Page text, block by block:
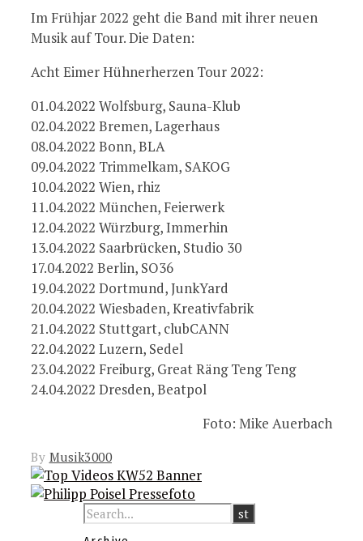
Im Frühjar 2022 geht die Band mit ihrer neuen
Musik auf Tour. Die Daten:
Acht Eimer Hühnerherzen Tour 2022:
01.04.2022 Wolfsburg, Sauna-Klub
02.04.2022 Bremen, Lagerhaus
08.04.2022 Bonn, BLA
09.04.2022 Trimmelkam, SAKOG
10.04.2022 Wien, rhiz
11.04.2022 München, Feierwerk
12.04.2022 Würzburg, Immerhin
13.04.2022 Saarbrücken, Studio 30
17.04.2022 Berlin, SO36
19.04.2022 Dortmund, JunkYard
20.04.2022 Wiesbaden, Kreativfabrik
21.04.2022 Stuttgart, clubCANN
22.04.2022 Luzern, Sedel
23.04.2022 Freiburg, Great Räng Teng Teng
24.04.2022 Dresden, Beatpol
Foto: Mike Auerbach
By Musik3000